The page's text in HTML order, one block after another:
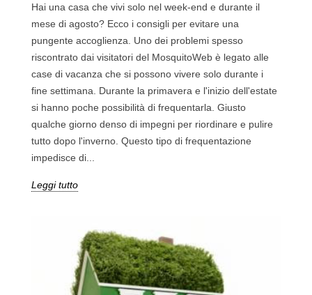
Hai una casa che vivi solo nel week-end e durante il
mese di agosto? Ecco i consigli per evitare una
pungente accoglienza. Uno dei problemi spesso
riscontrato dai visitatori del MosquitoWeb è legato alle
case di vacanza che si possono vivere solo durante i
fine settimana. Durante la primavera e l'inizio dell'estate
si hanno poche possibilità di frequentarla. Giusto
qualche giorno denso di impegni per riordinare e pulire
tutto dopo l'inverno. Questo tipo di frequentazione
impedisce di...
Leggi tutto